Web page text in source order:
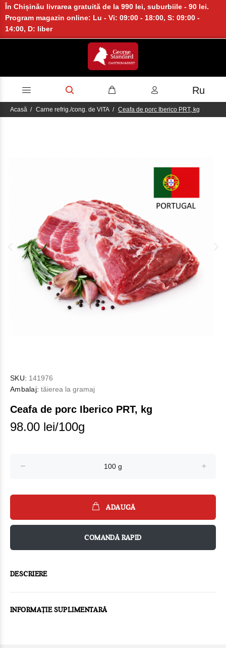
În Chișinău livrarea gratuită de la 990 lei, suburbiile - 90 lei.
Program magazin online: Lu - Vi: 09:00 - 18:00, S: 09:00 -
14:00, D: liber
Ru
Acasă Carne refrig./cong. de VITA Ceafa de porc Iberico PRT, kg
SKU: 141976
Ambalaj: tăierea la gramaj
Ceafa de porc Iberico PRT, kg
98.00 lei/100g
ADAUGĂ
COMANDĂ RAPID
DESCRIERE
INFORMAȚIE SUPLIMENTARĂ